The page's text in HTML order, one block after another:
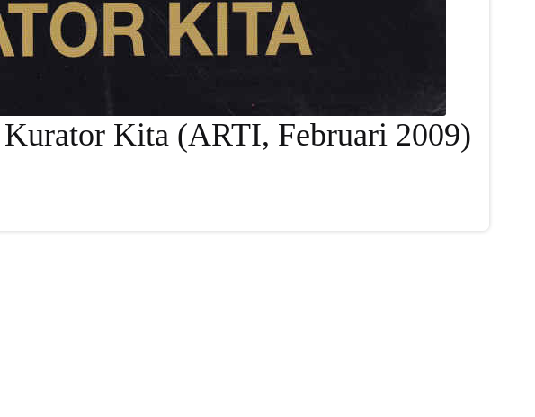
Kita (ARTI, Februari 2009)